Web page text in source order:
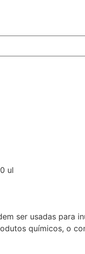
ul
ser usadas para
químicos, o